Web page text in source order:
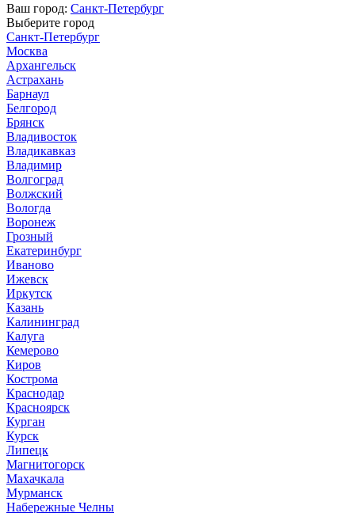
Ваш город: Санкт-Петербург
Выберите город
Санкт-Петербург
Москва
Архангельск
Астрахань
Барнаул
Белгород
Брянск
Владивосток
Владикавказ
Владимир
Волгоград
Волжский
Вологда
Воронеж
Грозный
Екатеринбург
Иваново
Ижевск
Иркутск
Казань
Калининград
Калуга
Кемерово
Киров
Кострома
Краснодар
Красноярск
Курган
Курск
Липецк
Магнитогорск
Махачкала
Мурманск
Набережные Челны